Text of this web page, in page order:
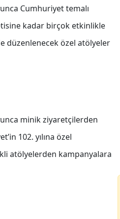
Cumhuriyet temalı
kadar birçok etkinlikle
düzenlenecek özel atölyeler
minik ziyaretçilerden
102. yılına özel
atölyelerden kampanyalara